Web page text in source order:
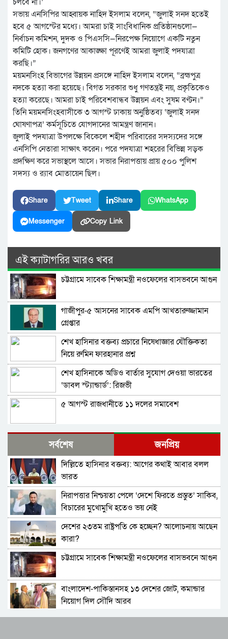
চলবে না।’
সভায় এনসিপির আহ্বায়ক নাহিদ ইসলাম বলেন, “জুলাই সনদ হতেই
হবে ৫ আগস্টের মধ্যে। আমরা চাই সাংবিধানিক প্রতিষ্ঠানগুলো—
নির্বাচন কমিশন, দুদক ও পিএসসি—নিরপেক্ষ নিয়োগে একটি নতুন
কমিটি হোক। জনগণের আকাঙ্ক্ষা পূরণেই আমরা জুলাই পদযাত্রা
করছি।”
ময়মনসিংহ বিভাগের উন্নয়ন প্রসঙ্গে নাহিদ ইসলাম বলেন, “ব্রহ্মপুত্র
নদকে হত্যা করা হয়েছে। বিগত সরকার শুধু গণতন্ত্রই নয়, প্রকৃতিকেও
হত্যা করেছে। আমরা চাই পরিবেশবান্ধব উন্নয়ন এবং সুষম বণ্টন।”
তিনি ময়মনসিংহবাসীকে ৩ আগস্ট ঢাকায় অনুষ্ঠিতব্য ‘জুলাই সনদ
ঘোষণাপত্র’ কর্মসূচিতে যোগদানের আমন্ত্রণ জানান।
জুলাই পদযাত্রা উপলক্ষে বিকেলে শহীদ পরিবারের সদস্যদের সঙ্গে
এনসিপি নেতারা সাক্ষাৎ করেন। পরে পদযাত্রা শহরের বিভিন্ন সড়ক
প্রদক্ষিণ করে সভাস্থলে আসে। সভার নিরাপত্তায় প্রায় ৫০০ পুলিশ
সদস্য ও র‍্যাব মোতায়েন ছিল।
Share Tweet Share WhatsApp
Messenger Copy Link
এই ক্যাটাগরির আরও খবর
চট্টগ্রামে সাবেক শিক্ষামন্ত্রী নওফেলের বাসভবনে আগুন
গাজীপুর-৫ আসনের সাবেক এমপি আখতারুজ্জামান
গ্রেপ্তার
শেখ হাসিনার বক্তব্য প্রচারে নিষেধাজ্ঞার যৌক্তিকতা
নিয়ে রুমিন ফারহানার প্রশ্ন
শেখ হাসিনাকে অডিও বার্তার সুযোগ দেওয়া ভারতের
‘ডাবল স্ট্যান্ডার্ড’: রিজভী
৫ আগস্ট রাজধানীতে ১১ দলের সমাবেশ
শেখ হাসিনার সঙ্গে সংবাদ সম্মেলনে থাকছেন সজীব
ওয়াজেদ জয়
ক্ষমতাচ্যুতির দুই বছর: ৫ অগাস্ট ‘ভার্চুয়ালি সামনে
আসছেন’ হাসিনা
১১ দলের লিয়াজোঁ কমিটির বৈঠক, ৫ আগস্ট সমাবেশ
হাতকড়া আমাদের কাছে নববধূর চুড়ির মতো: কাদের
সিদ্দিকী
শাপলা চত্বর ‘গণহত্যা’ মামলায় লতিফ সিদ্দিকী গ্রেপ্তার
চুনারুঘাটের হত্যাচেষ্টা মামলায় ব্যারিস্টার সুমনের
জামিন
সর্বশেষ জনপ্রিয়
দিল্লিতে হাসিনার বক্তব্য: আগের কথাই আবার বলল
ভারত
নিরাপত্তার নিশ্চয়তা পেলে ‘দেশে ফিরতে প্রস্তুত’ সাকিব,
বিচারের মুখোমুখি হতেও ভয় নেই
দেশের ২৩তম রাষ্ট্রপতি কে হচ্ছেন? আলোচনায় আছেন
কারা?
চট্টগ্রামে সাবেক শিক্ষামন্ত্রী নওফেলের বাসভবনে আগুন
বাংলাদেশ-পাকিস্তানসহ ১৩ দেশের জোট, কমান্ডার
নিয়োগ দিল সৌদি আরব
ভারতের চিকেন নেক নিয়ে নতুন পরিকল্পনা